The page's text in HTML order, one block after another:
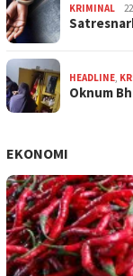
KRIMINAL
HEADLINE
Oknum
EKONOMI